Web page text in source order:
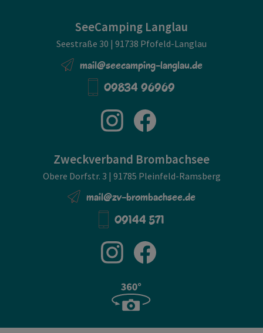
SeeCamping Langlau
Seestraße 30 | 91738 Pfofeld-Langlau
mail@seecamping-langlau.de
09834 96969
Zweckverband Brombachsee
Obere Dorfstr. 3 | 91785 Pleinfeld-Ramsberg
mail@zv-brombachsee.de
09144 571